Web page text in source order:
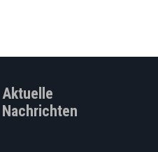
Aktuelle
Nachrichten